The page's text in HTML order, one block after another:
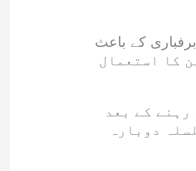
کے باعث
کریں، صرف 4×4گاڑیاں چین کا استعمال
کے بعد
دوبارہ